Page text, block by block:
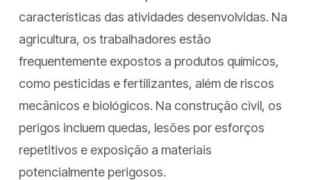
características das atividades desenvolvidas. Na
agricultura, os trabalhadores estão
frequentemente expostos a produtos químicos,
como pesticidas e fertilizantes, além de riscos
mecânicos e biológicos. Na construção civil, os
perigos incluem quedas, lesões por esforços
repetitivos e exposição a materiais
potencialmente perigosos.